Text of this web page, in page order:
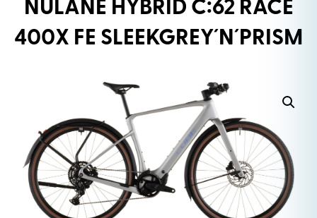
NULANE HYBRID C:62 RACE
400X FE SLEEKGREY´N´PRISM